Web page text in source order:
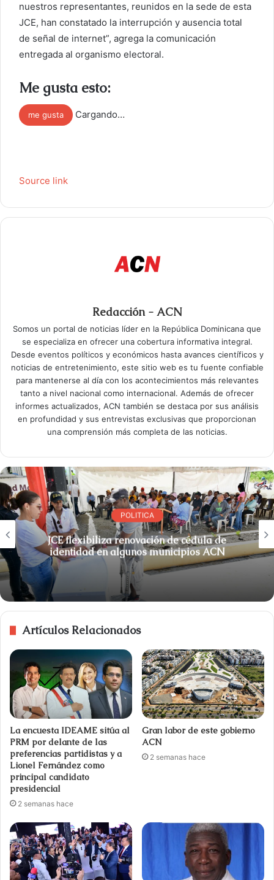
nuestros representantes, reunidos en la sede de esta
JCE, han constatado la interrupción y ausencia total
de señal de internet”, agrega la comunicación
entregada al organismo electoral.
Me gusta esto:
me gusta Cargando…
Source link
Redacción - ACN
Somos un portal de noticias líder en la República Dominicana que
se especializa en ofrecer una cobertura informativa integral.
Desde eventos políticos y económicos hasta avances científicos y
noticias de entretenimiento, este sitio web es tu fuente confiable
para mantenerse al día con los acontecimientos más relevantes
tanto a nivel nacional como internacional. Además de ofrecer
informes actualizados, ACN también se destaca por sus análisis
en profundidad y sus entrevistas exclusivas que proporcionan
una comprensión más completa de las noticias.
POLITICA
JCE flexibiliza renovación de cédula de
identidad en algunos municipios ACN
Artículos Relacionados
La encuesta IDEAME sitúa al
PRM por delante de las
preferencias partidistas y a
Lionel Fernández como
principal candidato
presidencial
2 semanas hace
Gran labor de este gobierno
ACN
2 semanas hace